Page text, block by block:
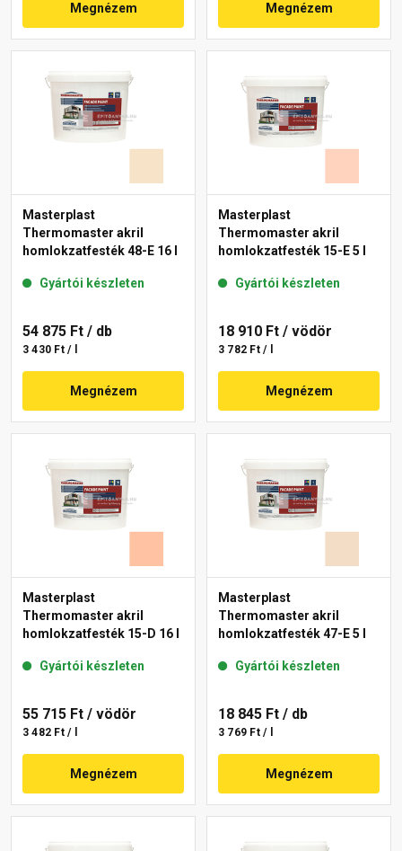
Megnézem Megnézem
Masterplast
Thermomaster akril
homlokzatfesték 48-E 16 l
Gyártói készleten
54 875 Ft / db
3 430 Ft / l
Megnézem
Masterplast
Thermomaster akril
homlokzatfesték 15-E 5 l
Gyártói készleten
18 910 Ft / vödör
3 782 Ft / l
Megnézem
Masterplast
Thermomaster akril
homlokzatfesték 15-D 16 l
Gyártói készleten
55 715 Ft / vödör
3 482 Ft / l
Megnézem
Masterplast
Thermomaster akril
homlokzatfesték 47-E 5 l
Gyártói készleten
18 845 Ft / db
3 769 Ft / l
Megnézem